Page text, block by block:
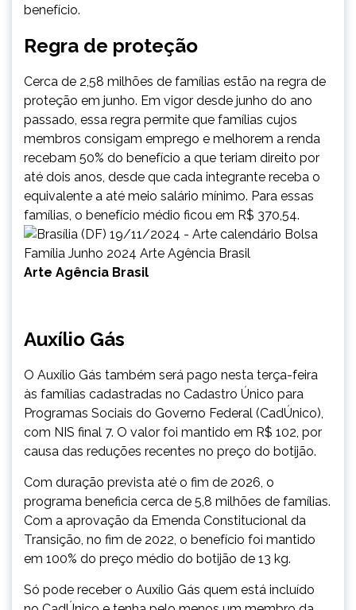
benefício.
Regra de proteção
Cerca de 2,58 milhões de famílias estão na regra de
proteção em junho. Em vigor desde junho do ano
passado, essa regra permite que famílias cujos
membros consigam emprego e melhorem a renda
recebam 50% do benefício a que teriam direito por
até dois anos, desde que cada integrante receba o
equivalente a até meio salário mínimo. Para essas
famílias, o benefício médio ficou em R$ 370,54.
Arte Agência Brasil
Auxílio Gás
O Auxílio Gás também será pago nesta terça-feira
às famílias cadastradas no Cadastro Único para
Programas Sociais do Governo Federal (CadÚnico),
com NIS final 7. O valor foi mantido em R$ 102, por
causa das reduções recentes no preço do botijão.
Com duração prevista até o fim de 2026, o
programa beneficia cerca de 5,8 milhões de famílias.
Com a aprovação da Emenda Constitucional da
Transição, no fim de 2022, o benefício foi mantido
em 100% do preço médio do botijão de 13 kg.
Só pode receber o Auxílio Gás quem está incluído